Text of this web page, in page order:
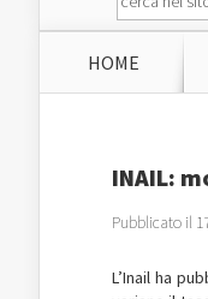
HOME
INAIL:
Pubblicato il
L’Inail ha